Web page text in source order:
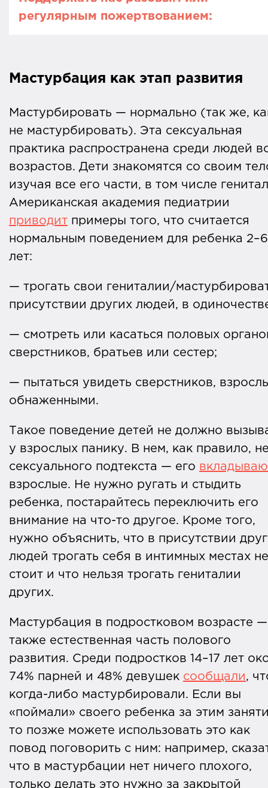
регулярным пожертвованием:
Медиа». Это просветительский проект
организации, которая поддерживает
людей по вопросам онкологии и
здоровья, а также обучает молодых
онкологов.
Все наши тексты выходят благодаря
читателям, которые переводят
пожертвования на работу нашей
редакции
Медиа» составляют в среднем 280
рублей: это работа авторов, научных и
литературных редакторов,
и дизайнера, а также техническая
Уже 6 лет мы рассказываем о способах
возможностях лечения рака, делимся
реальными историями людей, чей опыт
может помочь принять диагноз и найти
нужные решения. Статьи на
«Профилактике Медиа» каждый месяц
читают 160 тысяч человек.
Пожалуйста, поддержите нас разовым
или регулярным пожертвованием.
Мастурбация как этап развития
Мастурбировать — нормально (так же,
не мастурбировать). Эта сексуальная
практика распространена среди людей
возрастов. Дети знакомятся со своим
изучая все его части, в том числе
Американская академия педиатрии
приводит примеры того, что считается
нормальным поведением для ребенка 2–6
лет:
— трогать свои гениталии/
присутствии других людей, в
— смотреть или касаться половых
сверстников, братьев или сестер;
— пытаться увидеть сверстников,
обнаженными.
Такое поведение детей не должно
у взрослых панику. В нем, как правило,
сексуального подтекста — его
взрослые. Не нужно ругать и стыдить
ребенка, постарайтесь переключить его
внимание на что-то другое. Кроме того,
нужно объяснить, что в присутствии
людей трогать себя в интимных местах не
стоит и что нельзя трогать гениталии
других.
Мастурбация в подростковом возрасте —
также естественная часть полового
развития. Среди подростков 14–17 лет
74% парней и 48% девушек сообщали,
когда-либо мастурбировали. Если вы
«поймали» своего ребенка за этим
то позже можете использовать это как
повод поговорить с ним: например,
что в мастурбации нет ничего плохого,
только делать это нужно за закрытой